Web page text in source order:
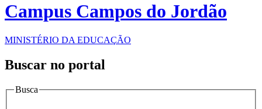
Campus Campos do Jordão
MINISTÉRIO DA EDUCAÇÃO
Buscar no portal
Busca